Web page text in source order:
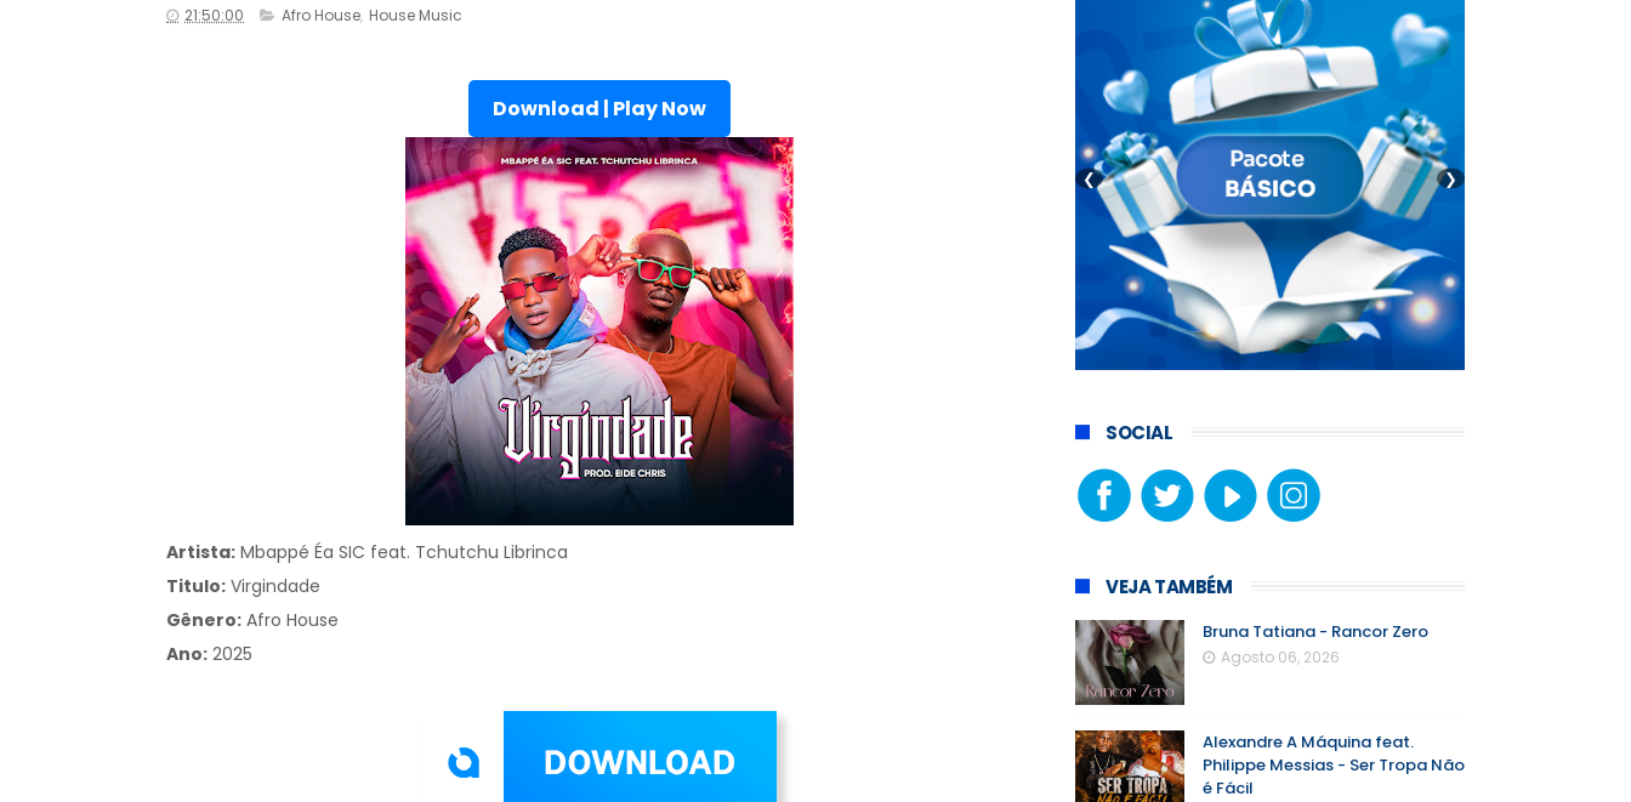
21:50:00 Afro House, House Music
Download | Play Now
Artista: Mbappé Éa SIC feat. Tchutchu Librinca
Titulo: Virgindade
Gênero: Afro House
Ano: 2025
❮ ❯
SOCIAL
VEJA TAMBÉM
Bruna Tatiana - Rancor Zero
Agosto 06, 2026
Alexandre A Máquina feat.
Philippe Messias - Ser Tropa Não
é Fácil